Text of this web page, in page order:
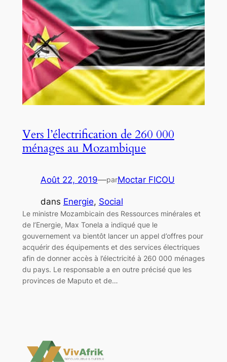
Vers l’électrification de 260 000
ménages au Mozambique
Août 22, 2019—parMoctar FICOU
dans Energie, Social
Le ministre Mozambicain des Ressources minérales et
de l’Energie, Max Tonela a indiqué que le
gouvernement va bientôt lancer un appel d’offres pour
acquérir des équipements et des services électriques
afin de donner accès à l’électricité à 260 000 ménages
du pays. Le responsable a en outre précisé que les
provinces de Maputo et de…